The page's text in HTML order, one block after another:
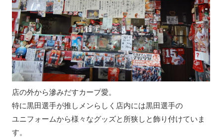
店の外から滲みだすカープ愛。
特に黒田選手が推しメンらしく店内には黒田選手の
ユニフォームから様々なグッズと所狭しと飾り付けていま
す。